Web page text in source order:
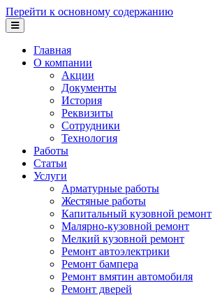
Перейти к основному содержанию
Главная
О компании
Акции
Документы
История
Реквизиты
Сотрудники
Технология
Работы
Статьи
Услуги
Арматурные работы
Жестяные работы
Капитальный кузовной ремонт
Малярно-кузовной ремонт
Мелкий кузовной ремонт
Ремонт автоэлектрики
Ремонт бампера
Ремонт вмятин автомобиля
Ремонт дверей